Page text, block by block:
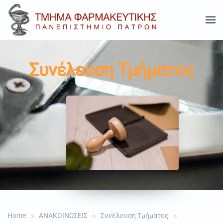
Skip to main content
Συνέλευση Τμήματος
Home ΑΝΑΚΟΙΝΩΣΕΙΣ
Συνέλευση Τμήματος